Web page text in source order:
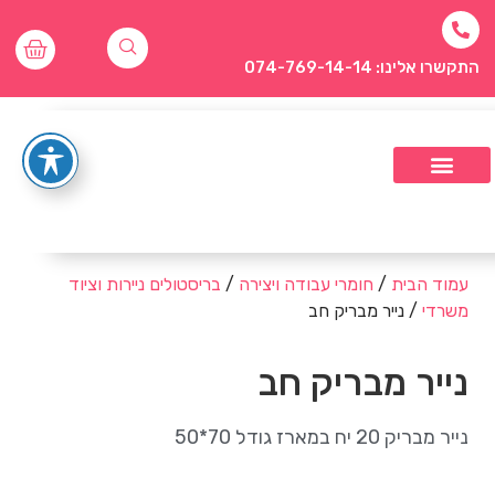
התקשרו אלינו: 074-769-14-14
עמוד הבית / חומרי עבודה ויצירה / בריסטולים ניירות וציוד
משרדי / נייר מבריק חב
נייר מבריק חב
נייר מבריק 20 יח במארז גודל 70*50